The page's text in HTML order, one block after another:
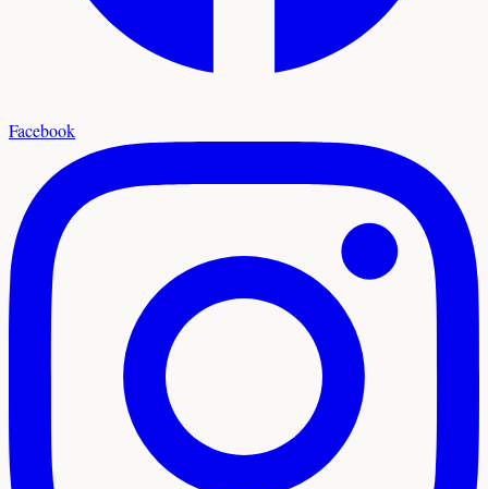
Facebook